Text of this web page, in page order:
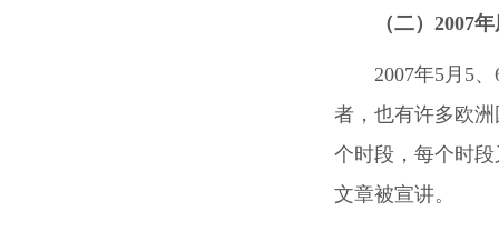
（二）2007年
2007年5月5
者，也有许多欧
个时段，每个时
文章被宣讲。